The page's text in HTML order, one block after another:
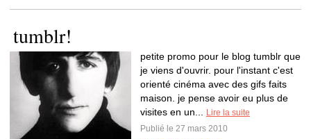
tumblr!
petite promo pour le blog tumblr que
je viens d'ouvrir. pour l'instant c'est
orienté cinéma avec des gifs faits
maison. je pense avoir eu plus de
visites en un...
Lire la suite
Publié le 27 mars 2010